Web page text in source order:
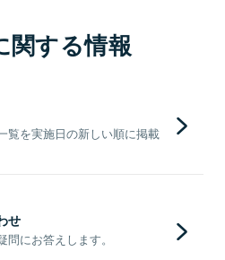
関する情報
覧を実施日の新しい順に掲載
せ
にお答えします。